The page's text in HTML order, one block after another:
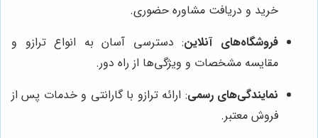
خرید و دریافت مشاوره حضوری.
فروشگاه‌های آنلاین: دسترسی آسان به انواع ترازو و
مقایسه مشخصات و ویژگی‌ها از راه دور.
نمایندگی‌های رسمی: ارائه ترازو با گارانتی و خدمات پس از
فروش معتبر.